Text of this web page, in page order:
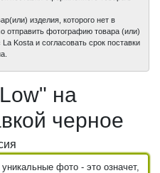
изделия, которого нет в
отправить фотографию товара (или)
Kosta и согласовать срок поставки
на
черное
фото - это означет,